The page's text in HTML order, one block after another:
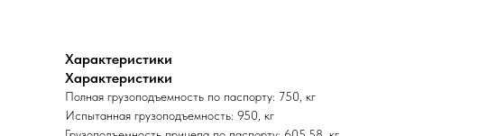
Характеристики
Характеристики
Полная грузоподъемность по паспорту: 750, кг
Испытанная грузоподъемность: 950, кг